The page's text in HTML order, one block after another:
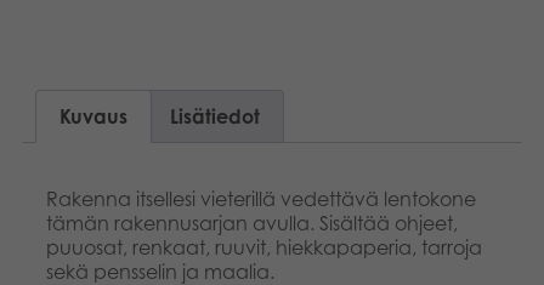
Kuvaus Lisätiedot
Rakenna itsellesi vieterillä vedettävä lentokone
tämän rakennusarjan avulla. Sisältää ohjeet,
puuosat, renkaat, ruuvit, hiekkapaperia, tarroja
sekä pensselin ja maalia.